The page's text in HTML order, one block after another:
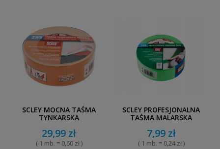
SCLEY MOCNA TAŚMA
TYNKARSKA
50 M
29,99 zł
( 1 mb. = 0,60 zł )
SCLEY PROFESJONALNA
TAŚMA MALARSKA
7,99 zł
( 1 mb. = 0,24 zł )